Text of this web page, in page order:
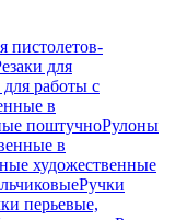
пистолетов-
для
работы с
в
поштучноРулоны
в
художественные
Ручки
перьевые,